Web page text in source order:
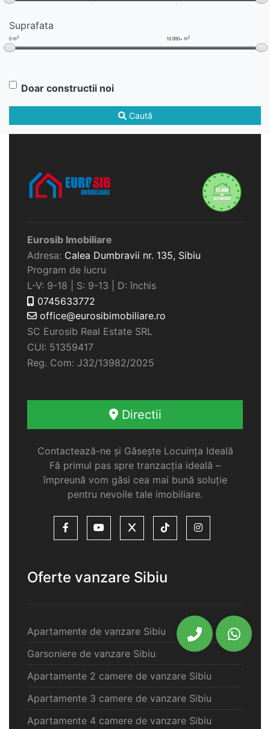
Suprafata
0 m2 10.000+ m2
Doar constructii noi
Caută
Eurosib Imobiliare
Adresa: Calea Dumbravii nr. 135, Sibiu
Program de lucru
L-V: 9-18 | S: 9-13 | D: închis
0745633772
office@eurosibimobiliare.ro
SC Eurosib Real Estate SRL
CUI: 51359417
Reg. Com: J32/13982/2025
Directii
Contactează-ne și Găsește Locuința Ideală
Fă primul pas spre tranzacția ideală –
împreună vom găsi cea mai bună soluție
pentru nevoile tale imobiliare.
Oferte vanzare Sibiu
Apartamente de vanzare Sibiu
Garsoniere de vanzare Sibiu
Apartamente 2 camere de vanzare Sibiu
Apartamente 3 camere de vanzare Sibiu
Apartamente 4 camere de vanzare Sibiu